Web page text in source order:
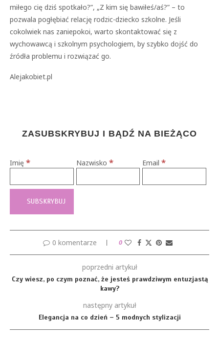
miłego cię dziś spotkało?”, „Z kim się bawiłeś/aś?” – to
pozwala pogłębiać relację rodzic-dziecko szkolne. Jeśli
cokolwiek nas zaniepokoi, warto skontaktować się z
wychowawcą i szkolnym psychologiem, by szybko dojść do
źródła problemu i rozwiązać go.
Alejakobiet.pl
ZASUBSKRYBUJ I BĄDŹ NA BIEŻĄCO
Imię * Nazwisko * Email*
0 komentarze 0
poprzedni artykuł
Czy wiesz, po czym poznać, że jesteś prawdziwym entuzjastą
kawy?
następny artykuł
Elegancja na co dzień – 5 modnych stylizacji